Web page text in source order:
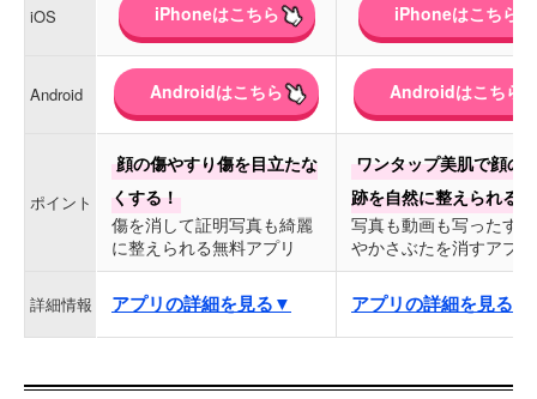
iOS iPhoneはこちら iPhoneはこちら
Android Androidはこちら Androidはこちら
ポイント
顔の傷やすり傷を目立たな
くする！
傷を消して証明写真も綺麗
に整えられる無料アプリ
ワンタップ美肌で顔の
跡を自然に整えられる！
写真も動画も写ったす
やかさぶたを消すアプリ
詳細情報 アプリの詳細を見る▼ アプリの詳細を見る▼